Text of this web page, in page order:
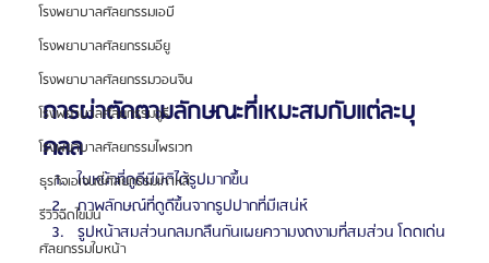
โรงพยาบาลศัลยกรรมเอบี
โรงพยาบาลศัลยกรรมอียู
โรงพยาบาลศัลยกรรมวอนจิน
โรงพยาบาลศัลยกรรมอูรี
โรงพยาบาลศัลยกรรมไพรเวท
ธุรกิจเอเจนซี่ศัลยกรรมเกาหลี
รีวิวฉีดไขมัน
ศัลยกรรมใบหน้า
การผ่าตัดตามลักษณะที่เหมะสมกับแต่ละบุ
คลล
ใบหน้าที่ดูดีมีมิติได้รูปมากขึ้น
ภาพลักษณ์ที่ดูดีขึ้นจากรูปปากที่มีเสน่ห์
รูปหน้าสมส่วนกลมกลืนกันเผยความงดงามที่สมส่วน โดดเด่น